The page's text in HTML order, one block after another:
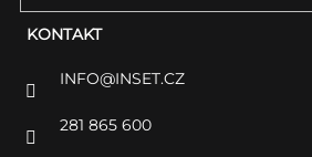
KONTAKT
INFO@INSET.CZ
281 865 600